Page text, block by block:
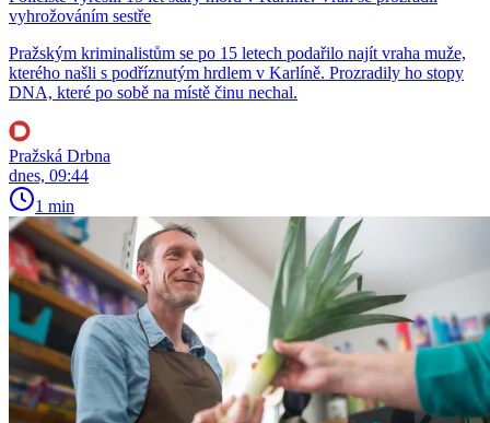
vyhrožováním sestře
Pražským kriminalistům se po 15 letech podařilo najít vraha muže,
kterého našli s podříznutým hrdlem v Karlíně. Prozradily ho stopy
DNA, které po sobě na místě činu nechal.
Pražská Drbna
dnes, 09:44
1 min